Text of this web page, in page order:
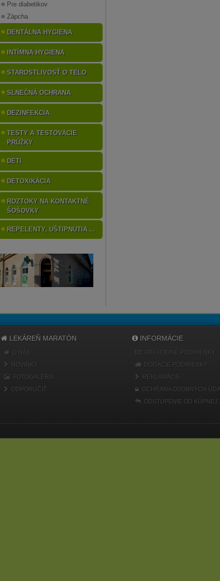
Pre diabetikov
Zápcha
DENTÁLNA HYGIENA
INTÍMNA HYGIENA
STAROSTLIVOSŤ O TELO
SLNEČNÁ OCHRANA
DEZINFEKCIA
TESTY A TESTOVACIE
PRÚŽKY
DETI
DETOXIKÁCIA
ROZTOKY NA KONTAKTNÉ
ŠOŠOVKY
REPELENTY, UŠTIPNUTIA ...
LEKÁREŇ MARATÓN
O NÁS
NOVINKY
FOTOGALÉRIA
ODPORUČIŤ
INFORMÁCIE
OBCHODNÉ PODMIENKY
DODACIE PODMIENKY
REKLAMÁCIE
OCHRANA OSOBNÝCH
ODSTÚPENIE OD KÚPNEJ